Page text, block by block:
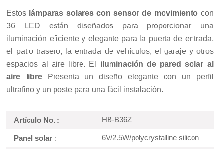
Estos lámparas solares con sensor de movimiento con
36 LED están diseñados para proporcionar una
iluminación eficiente y elegante para la puerta de entrada,
el patio trasero, la entrada de vehículos, el garaje y otros
espacios al aire libre. El iluminación de pared solar al
aire librePresenta un diseño elegante con un perfil
ultrafino y un poste para una fácil instalación.
Artículo No. : HB-B36Z
Panel solar : 6V/2.5W/polycrystalline silicon